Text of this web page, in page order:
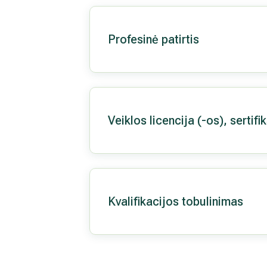
Profesinė patirtis
Veiklos licencija (-os),
Kvalifikacijos tobulinimas